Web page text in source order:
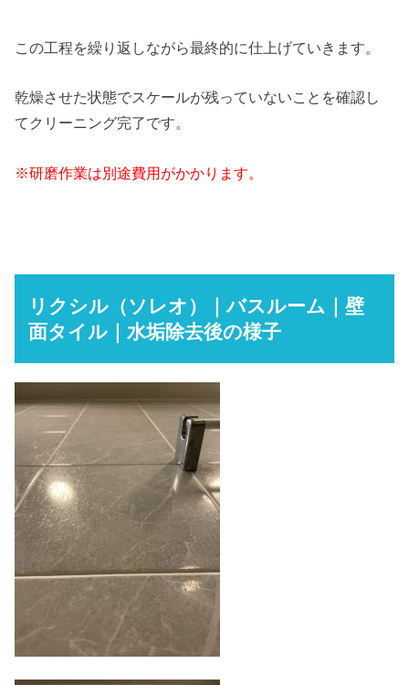
この工程を繰り返しながら最終的に仕上げていきます。
乾燥させた状態でスケールが残っていないことを確認し
てクリーニング完了です。
※研磨作業は別途費用がかかります。
リクシル（ソレオ）｜バスルーム｜壁
面タイル｜水垢除去後の様子